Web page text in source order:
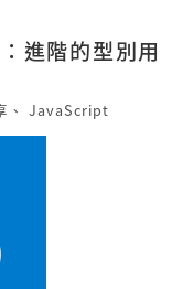
進階的型別用
、 JavaScript